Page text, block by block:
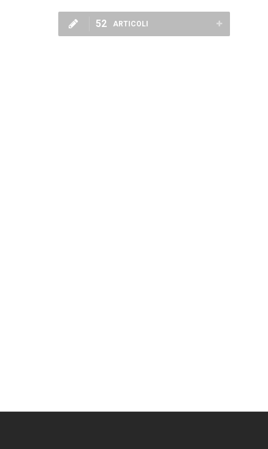
52 ARTICOLI